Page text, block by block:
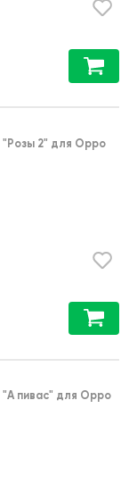
"Розы 2" для Oppo
"А пивас" для Oppo